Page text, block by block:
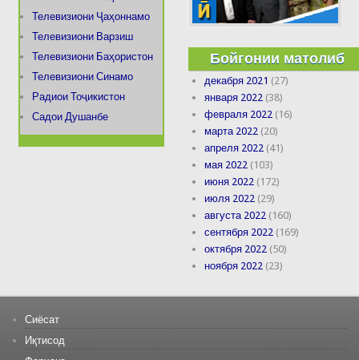
Телевизиони Ҷаҳоннамо
Телевизиони Варзиш
Телевизиони Баҳористон
Телевизиони Синамо
Радиои Тоҷикистон
Садои Душанбе
Бойгонии матолиб
декабря 2021 (27)
января 2022 (38)
февраля 2022 (16)
марта 2022 (20)
апреля 2022 (41)
мая 2022 (103)
июня 2022 (172)
июля 2022 (29)
августа 2022 (160)
сентября 2022 (169)
октября 2022 (50)
ноября 2022 (23)
Сиёсат
Иқтисод